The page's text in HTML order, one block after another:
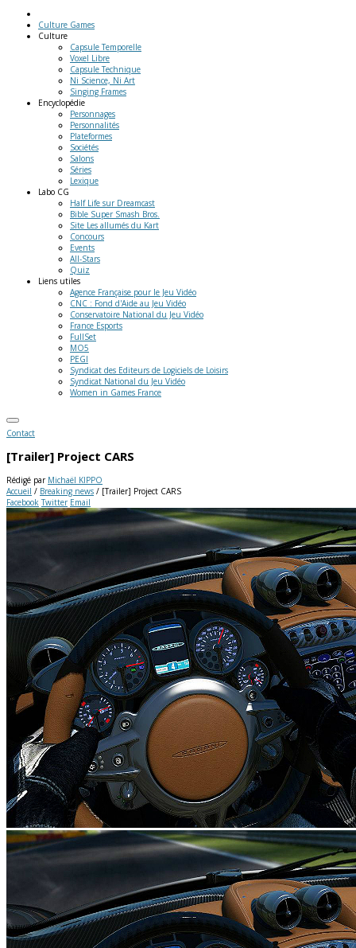
Culture Games
Culture
Capsule Temporelle
Voxel Libre
Capsule Technique
Ni Science, Ni Art
Singing Frames
Encyclopédie
Personnages
Personnalités
Plateformes
Sociétés
Salons
Séries
Lexique
Labo CG
Half Life sur Dreamcast
Bible Super Smash Bros.
Site Les allumés du Kart
Concours
Events
All-Stars
Quiz
Liens utiles
Agence Française pour le Jeu Vidéo
CNC : Fond d'Aide au Jeu Vidéo
Conservatoire National du Jeu Vidéo
France Esports
FullSet
MO5
PEGI
Syndicat des Editeurs de Logiciels de Loisirs
Syndicat National du Jeu Vidéo
Women in Games France
Contact
[Trailer] Project CARS
Rédigé par Michaël KIPPO
Accueil / Breaking news / [Trailer] Project CARS
Facebook Twitter Email